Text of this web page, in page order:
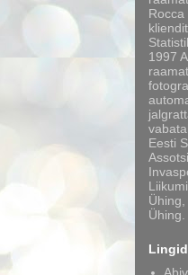
Rocca
1997
Eesti
Ühing.
Lingid